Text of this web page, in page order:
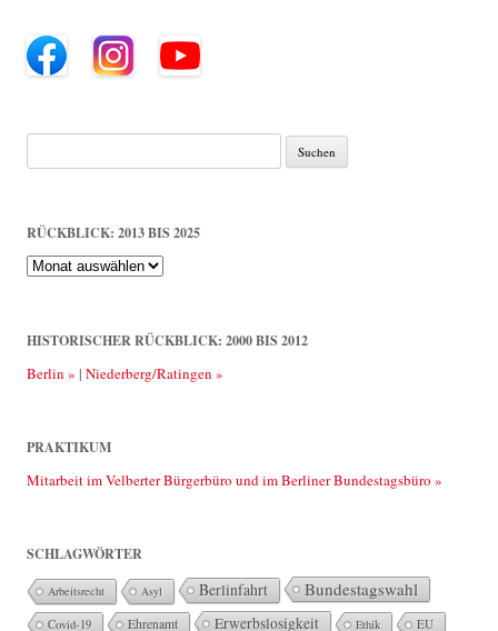
Suche
nach:
RÜCKBLICK: 2013 BIS 2025
Rückblick:
2013
bis
HISTORISCHER RÜCKBLICK: 2000 BIS 2012
Berlin » | Niederberg/Ratingen »
PRAKTIKUM
Mitarbeit im Velberter Bürgerbüro und im Berliner Bundestagsbüro »
SCHLAGWÖRTER
Arbeitsrecht Asyl Berlinfahrt Bundestagswahl
Covid-19 Ehrenamt Erwerbslosigkeit Ethik EU